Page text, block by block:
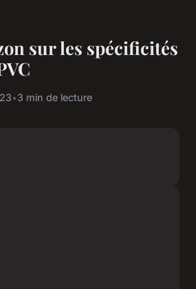
sur les spécificités
•3 min de lecture